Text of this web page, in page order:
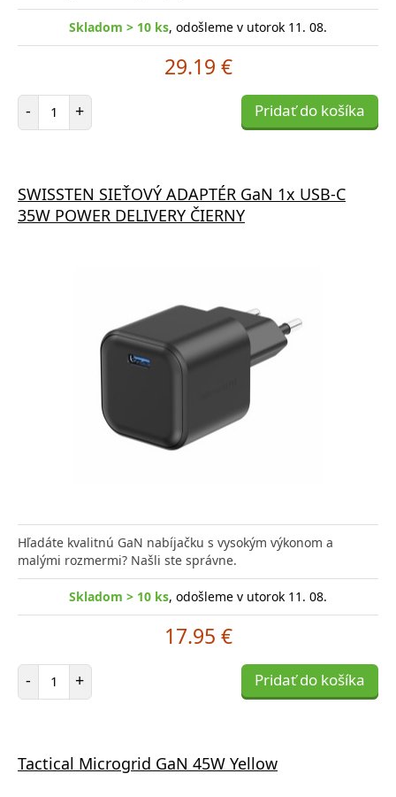
Skladom > 10 ks, odošleme v utorok 11. 08.
29.19 €
- Počet položiek
+ Pridať do košíka
SWISSTEN SIEŤOVÝ ADAPTÉR GaN 1x USB-C
35W POWER DELIVERY ČIERNY
Hľadáte kvalitnú GaN nabíjačku s vysokým výkonom a
malými rozmermi? Našli ste správne.
Skladom > 10 ks, odošleme v utorok 11. 08.
17.95 €
- Počet položiek
+ Pridať do košíka
Tactical Microgrid GaN 45W Yellow